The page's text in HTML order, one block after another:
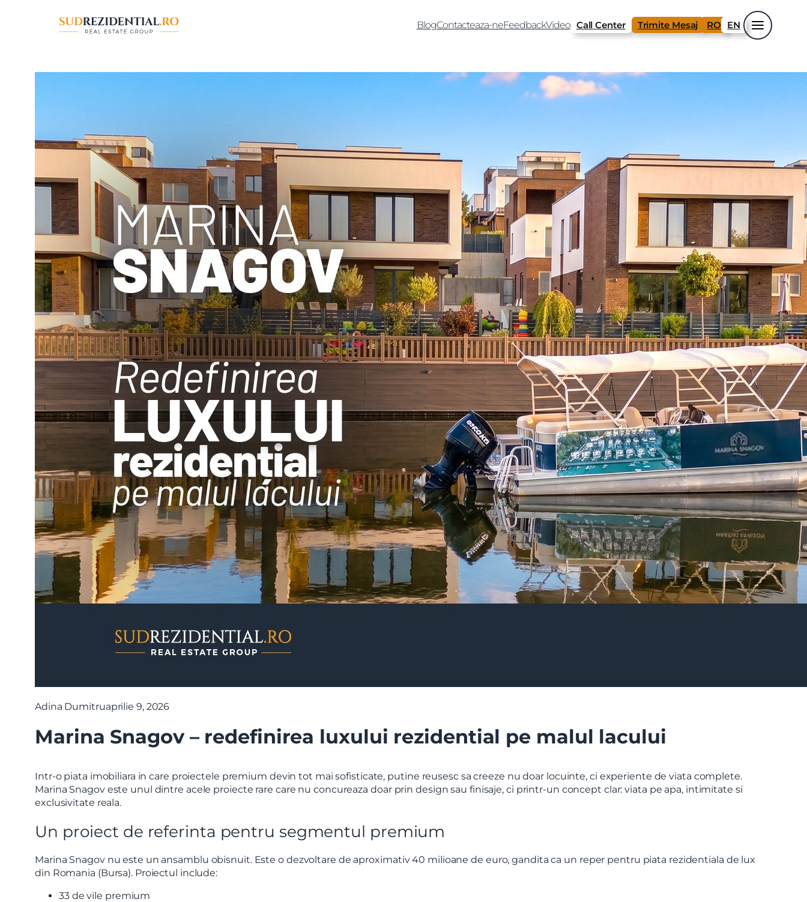
BlogContacteaza-neFeedbackVideo Call Center Trimite Mesaj RO EN
Adina Dumitruaprilie 9, 2026
Marina Snagov – redefinirea luxului rezidential pe malul lacului
Intr-o piata imobiliara in care proiectele premium devin tot mai sofisticate, putine reusesc sa creeze nu doar locuinte, ci experiente de viata complete.
Marina Snagov este unul dintre acele proiecte rare care nu concureaza doar prin design sau finisaje, ci printr-un concept clar: viata pe apa, intimitate si
exclusivitate reala.
Un proiect de referinta pentru segmentul premium
Marina Snagov nu este un ansamblu obisnuit. Este o dezvoltare de aproximativ 40 milioane de euro, gandita ca un reper pentru piata rezidentiala de lux
din Romania (Bursa). Proiectul include:
33 de vile premium